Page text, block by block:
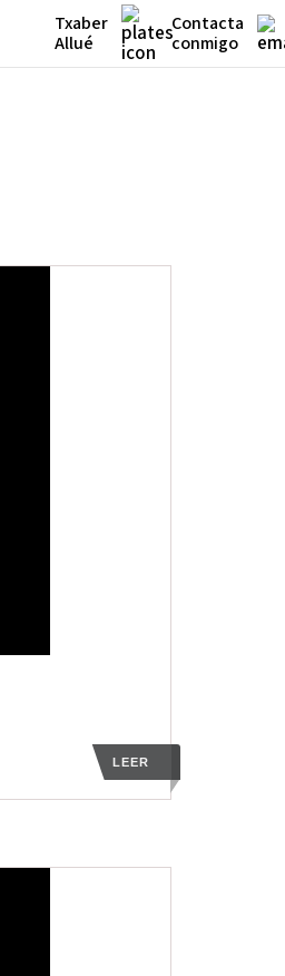
Txaber
Allué
Contacta
conmigo
LEER